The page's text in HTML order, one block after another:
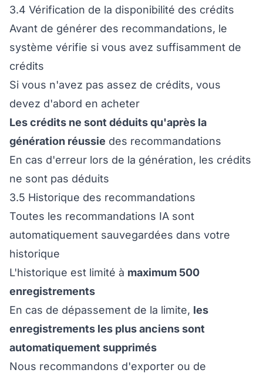
3.4 Vérification de la disponibilité des crédits
Avant de générer des recommandations, le
système vérifie si vous avez suffisamment de
crédits
Si vous n'avez pas assez de crédits, vous
devez d'abord en acheter
Les crédits ne sont déduits qu'après la
génération réussie des recommandations
En cas d'erreur lors de la génération, les crédits
ne sont pas déduits
3.5 Historique des recommandations
Toutes les recommandations IA sont
automatiquement sauvegardées dans votre
historique
L'historique est limité à maximum 500
enregistrements
En cas de dépassement de la limite, les
enregistrements les plus anciens sont
automatiquement supprimés
Nous recommandons d'exporter ou de